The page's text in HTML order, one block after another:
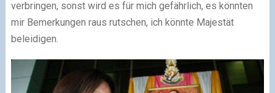
verbringen, sonst wird es für mich gefährlich, es könnten
mir Bemerkungen raus rutschen, ich könnte Majestät
beleidigen.